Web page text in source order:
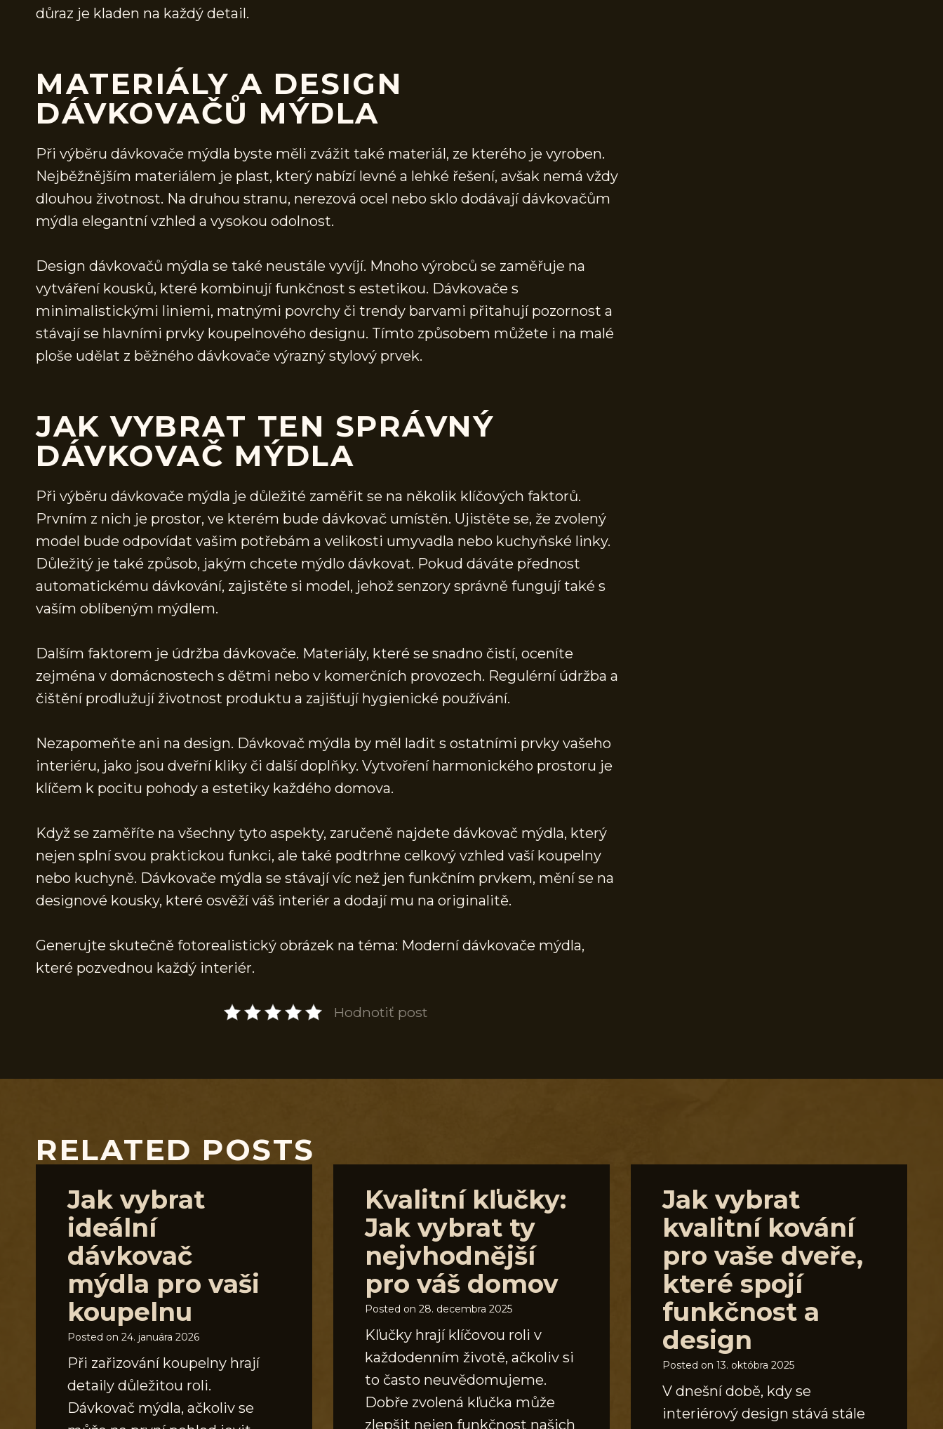
důraz je kladen na každý detail.
MATERIÁLY A DESIGN
DÁVKOVAČŮ MÝDLA
Při výběru dávkovače mýdla byste měli zvážit také materiál, ze kterého je vyroben.
Nejběžnějším materiálem je plast, který nabízí levné a lehké řešení, avšak nemá vždy
dlouhou životnost. Na druhou stranu, nerezová ocel nebo sklo dodávají dávkovačům
mýdla elegantní vzhled a vysokou odolnost.
Design dávkovačů mýdla se také neustále vyvíjí. Mnoho výrobců se zaměřuje na
vytváření kousků, které kombinují funkčnost s estetikou. Dávkovače s
minimalistickými liniemi, matnými povrchy či trendy barvami přitahují pozornost a
stávají se hlavními prvky koupelnového designu. Tímto způsobem můžete i na malé
ploše udělat z běžného dávkovače výrazný stylový prvek.
JAK VYBRAT TEN SPRÁVNÝ
DÁVKOVAČ MÝDLA
Při výběru dávkovače mýdla je důležité zaměřit se na několik klíčových faktorů.
Prvním z nich je prostor, ve kterém bude dávkovač umístěn. Ujistěte se, že zvolený
model bude odpovídat vašim potřebám a velikosti umyvadla nebo kuchyňské linky.
Důležitý je také způsob, jakým chcete mýdlo dávkovat. Pokud dáváte přednost
automatickému dávkování, zajistěte si model, jehož senzory správně fungují také s
vaším oblíbeným mýdlem.
Dalším faktorem je údržba dávkovače. Materiály, které se snadno čistí, oceníte
zejména v domácnostech s dětmi nebo v komerčních provozech. Regulérní údržba a
čištění prodlužují životnost produktu a zajišťují hygienické používání.
Nezapomeňte ani na design. Dávkovač mýdla by měl ladit s ostatními prvky vašeho
interiéru, jako jsou dveřní kliky či další doplňky. Vytvoření harmonického prostoru je
klíčem k pocitu pohody a estetiky každého domova.
Když se zaměříte na všechny tyto aspekty, zaručeně najdete dávkovač mýdla, který
nejen splní svou praktickou funkci, ale také podtrhne celkový vzhled vaší koupelny
nebo kuchyně. Dávkovače mýdla se stávají víc než jen funkčním prvkem, mění se na
designové kousky, které osvěží váš interiér a dodají mu na originalitě.
Generujte skutečně fotorealistický obrázek na téma: Moderní dávkovače mýdla,
které pozvednou každý interiér.
Hodnotiť post
RELATED POSTS
Jak vybrat
ideální
dávkovač
mýdla pro vaši
koupelnu
Posted on 24. januára 2026
Při zařizování koupelny hrají
detaily důležitou roli.
Dávkovač mýdla, ačkoliv se
Kvalitní kľučky:
Jak vybrat ty
nejvhodnější
pro váš domov
Posted on 28. decembra 2025
Kľučky hrají klíčovou roli v
každodenním životě, ačkoliv si
to často neuvědomujeme.
Dobře zvolená kľučka může
zlepšit nejen funkčnost našich
Jak vybrat
kvalitní kování
pro vaše dveře,
které spojí
funkčnost a
design
Posted on 13. októbra 2025
V dnešní době, kdy se
interiérový design stává stále